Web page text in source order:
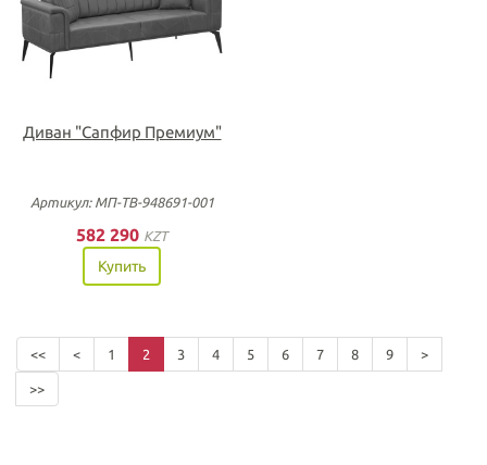
Диван "Сапфир Премиум"
Артикул: МП-ТВ-948691-001
582 290 KZT
Купить
<< < 1 2 3 4 5 6 7 8 9 >
>>